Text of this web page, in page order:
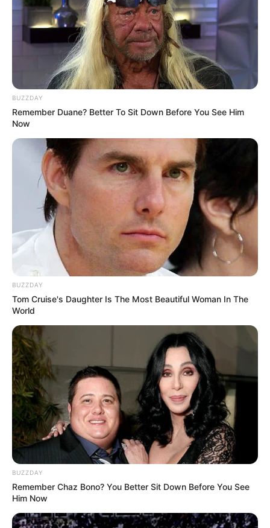
OLAHRAGA PASANGAN
BUZZDAY
Remember Duane? Better To Sit Down Before You See Him
Now
BUZZDAY
Tom Cruise's Daughter Is The Most Beautiful Woman In The
World
BUZZDAY
Remember Chaz Bono? You Better Sit Down Before You See
Him Now